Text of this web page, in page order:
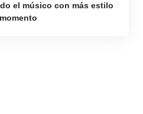
el músico con más estilo